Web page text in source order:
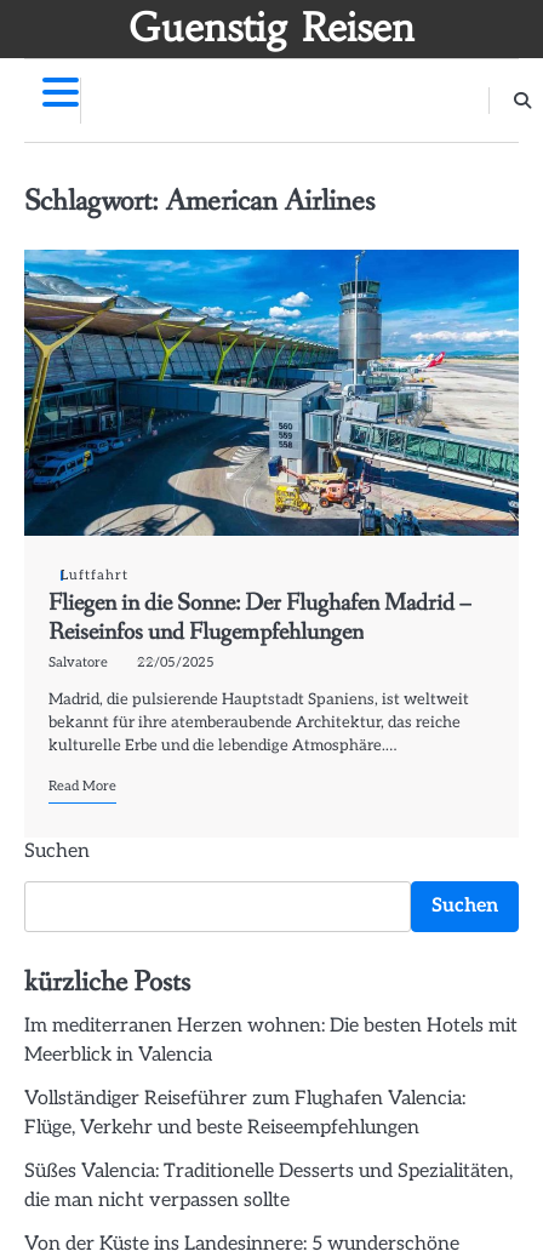
Guenstig Reisen
Schlagwort:American Airlines
Luftfahrt
Fliegen in die Sonne: Der Flughafen Madrid –
Reiseinfos und Flugempfehlungen
Salvatore 22/05/2025
Madrid, die pulsierende Hauptstadt Spaniens, ist weltweit
bekannt für ihre atemberaubende Architektur, das reiche
kulturelle Erbe und die lebendige Atmosphäre.…
Read More
Suchen
Suchen
kürzliche Posts
Im mediterranen Herzen wohnen: Die besten Hotels mit
Meerblick in Valencia
Vollständiger Reiseführer zum Flughafen Valencia:
Flüge, Verkehr und beste Reiseempfehlungen
Süßes Valencia: Traditionelle Desserts und Spezialitäten,
die man nicht verpassen sollte
Von der Küste ins Landesinnere: 5 wunderschöne